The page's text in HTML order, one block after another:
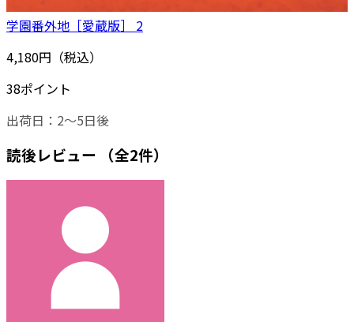
学園番外地［愛蔵版］ 2
4,180円（税込）
38ポイント
出荷日：2～5日後
読後レビュー （全2件）